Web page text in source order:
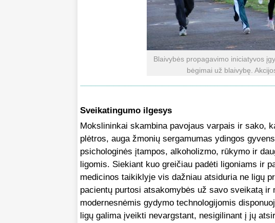
Blaivybės propagavimo iniciatyvos
bėgimai už blaivybę.
Sveikatingumo ilgesys
Mokslininkai skambina pavojaus varpais ir sako,
plėtros, auga žmonių sergamumas ydingos
psichologinės įtampos, alkoholizmo, rūkymo ir
ligomis. Siekiant kuo greičiau padėti ligoniams ir
medicinos taikiklyje vis dažniau atsiduria ne ligų
pacientų purtosi atsakomybės už savo sveikatą
modernesnėmis gydymo technologijomis
ligų galima įveikti nevargstant, nesigilinant į jų